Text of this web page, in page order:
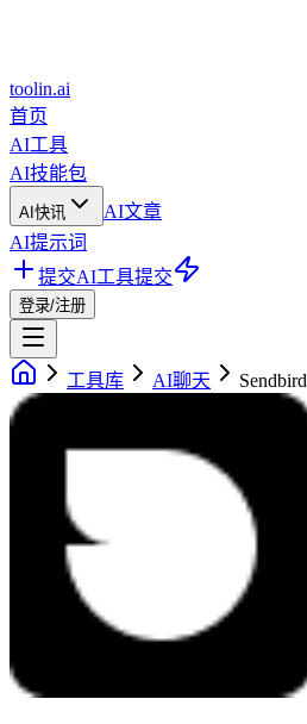
toolin.ai
首页
AI工具
AI技能包
AI快讯
AI文章
AI提示词
提交AI工具提交
登录/注册
工具库 AI聊天 Sendbird